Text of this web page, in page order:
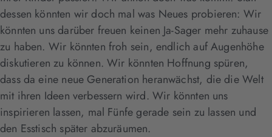
dessen könnten wir doch mal was Neues probieren: Wir
könnten uns darüber freuen keinen Ja-Sager mehr zuhause
zu haben. Wir könnten froh sein, endlich auf Augenhöhe
diskutieren zu können. Wir könnten Hoffnung spüren,
dass da eine neue Generation heranwächst, die die Welt
mit ihren Ideen verbessern wird. Wir könnten uns
inspirieren lassen, mal Fünfe gerade sein zu lassen und
den Esstisch später abzuräumen.